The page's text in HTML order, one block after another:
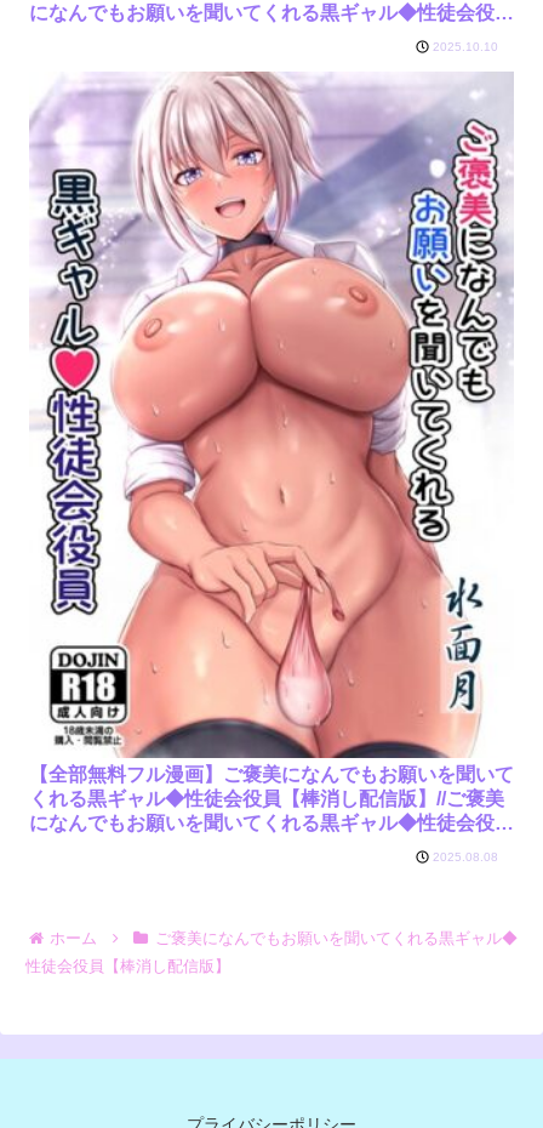
になんでもお願いを聞いてくれる黒ギャル◆性徒会役員
2025.10.10
【全部無料フル漫画】ご褒美になんでもお願いを聞いて
くれる黒ギャル◆性徒会役員【棒消し配信版】//ご褒美
になんでもお願いを聞いてくれる黒ギャル◆性徒会役員
2025.08.08
ホーム
ご褒美になんでもお願いを聞いてくれる黒ギャル◆
性徒会役員【棒消し配信版】